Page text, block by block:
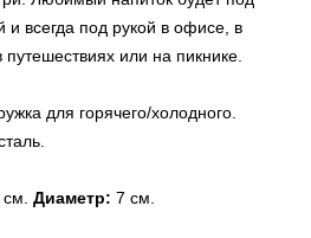
и всегда под рукой в офисе, в
путешествиях или на пикнике.
для горячего/холодного.
см. Диаметр: 7 см.